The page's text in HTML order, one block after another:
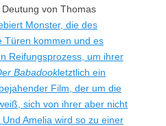
von Thomas
Monster, die des
Türen kommen und es
Reifungsprozess, um ihrer
Babadookletztlich ein
Film, der um die
sich von ihrer aber nicht
Amelia wird so zu einer